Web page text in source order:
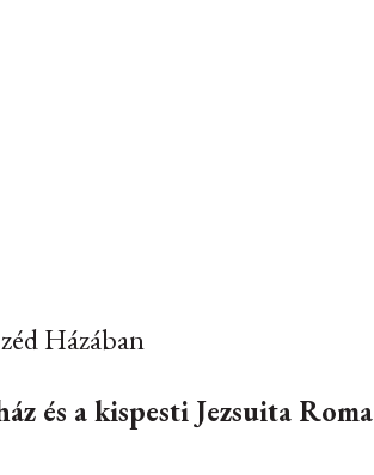
Házában
és a kispesti Jezsuita Roma